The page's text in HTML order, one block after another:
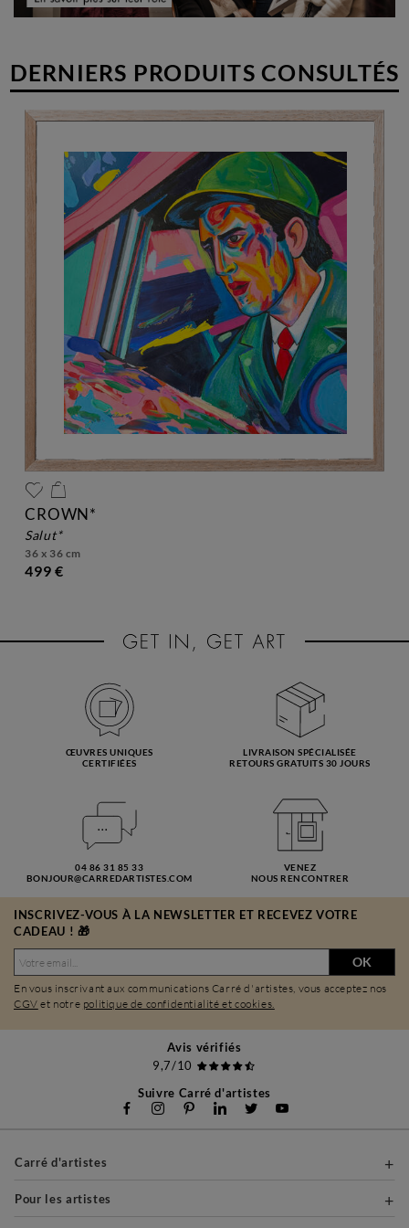
DERNIERS PRODUITS CONSULTÉS
CROWN*
salut*
36 x 36 cm
499 €
ŒUVRES UNIQUES
CERTIFIÉES
LIVRAISON SPÉCIALISÉE
RETOURS GRATUITS 30 JOURS
04 86 31 85 33
BONJOUR@CARREDARTISTES.COM
VENEZ
NOUS RENCONTRER
INSCRIVEZ-VOUS À LA NEWSLETTER ET RECEVEZ VOTRE
CADEAU ! 🎁
OK
En vous inscrivant aux communications Carré d'artistes, vous acceptez nos
CGV et notre politique de confidentialité et cookies.
Avis vérifiés
9,7/10
Suivre Carré d'artistes
Carré d'artistes
Pour les artistes